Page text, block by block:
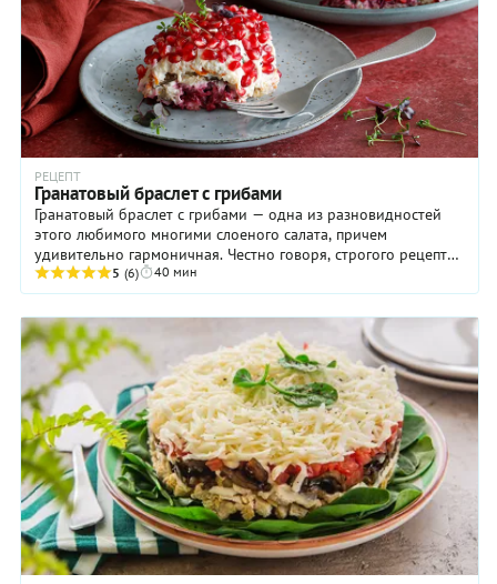
РЕЦЕПТ
Гранатовый браслет с грибами
Гранатовый браслет с грибами — одна из разновидностей
этого любимого многими слоеного салата, причем
удивительно гармоничная. Честно говоря, строгого рецепта
этого блюда просто не существует: ...
5 (6) 40 мин